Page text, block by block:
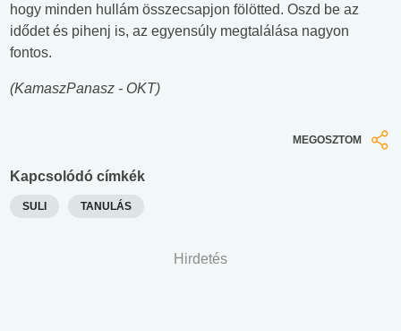
hogy minden hullám összecsapjon fölötted. Oszd be az
idődet és pihenj is, az egyensúly megtalálása nagyon
fontos.
(KamaszPanasz - OKT)
MEGOSZTOM
Kapcsolódó címkék
SULI TANULÁS
Hirdetés